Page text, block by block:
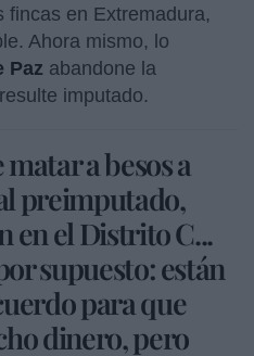
fincas en Extremadura,
Ahora mismo, lo
Paz abandone la
imputado.
a besos a
preimputado,
en el Distrito C...
supuesto: están
para que
dinero, pero